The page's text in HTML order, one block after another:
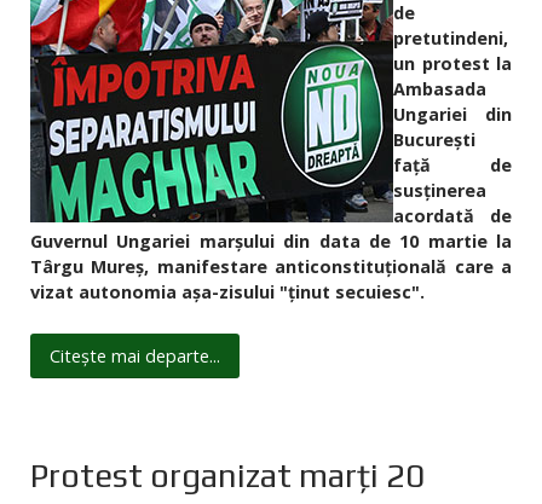
de
pretutindeni,
un protest la
Ambasada
Ungariei din
București
față de
susținerea
acordată de
Guvernul Ungariei marșului din data de 10 martie la
Târgu Mureș, manifestare anticonstituțională care a
vizat autonomia așa-zisului "ținut secuiesc".
Citește mai departe...
Protest organizat marți 20